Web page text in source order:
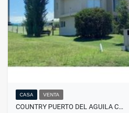
CASA VENTA
COUNTRY PUERTO DEL AGUILA C…